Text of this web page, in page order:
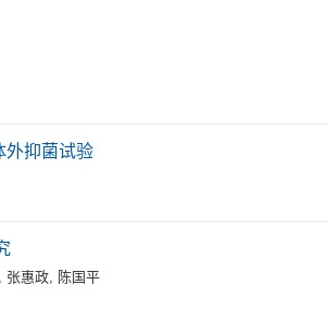
外抑菌试验
, 张惠政, 陈国平